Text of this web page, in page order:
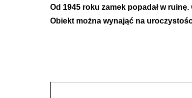
Od 1945 roku zamek popadał w
Obiekt można wynająć na